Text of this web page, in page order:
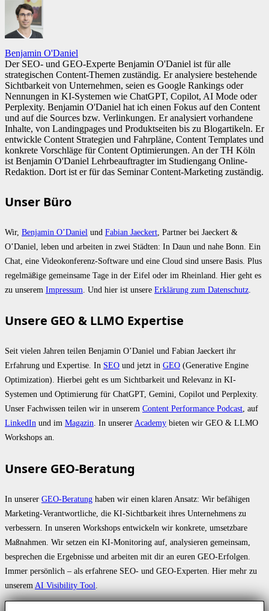
Benjamin O'Daniel
Der SEO- und GEO-Experte Benjamin O'Daniel ist für alle
strategischen Content-Themen zuständig. Er analysiere bestehende
Sichtbarkeit von Unternehmen, seien es Google Rankings oder
Nennungen in KI-Systemen wie ChatGPT, Copilot, AI Mode oder
Perplexity. Benjamin O'Daniel hat ich einen Fokus auf den Content
und auf die Sources bzw. Verlinkungen. Er analysiert vorhandene
Inhalte, von Landingpages und Produktseiten bis zu Blogartikeln. Er
entwickle Content Strategien und Fahrpläne, Content Templates und
konkrete Vorschläge für Content Optimierungen. An der TH Köln
ist Benjamin O'Daniel Lehrbeauftragter im Studiengang Online-
Redaktion. Dort ist er für das Seminar Content-Marketing zuständig.
Unser Büro
Wir, Benjamin O’Daniel und Fabian Jaeckert , Partner bei Jaeckert &
O’Daniel, leben und arbeiten in zwei Städten: In Daun und nahe Bonn. Ein
Chat, eine Videokonferenz-Software und eine Cloud sind unsere Basis. Plus
regelmäßige gemeinsame Tage in der Eifel oder im Rheinland. Hier geht es
zu unserem Impressum . Und hier ist unsere Erklärung zum Datenschutz
Unsere GEO & LLMO Expertise
Seit vielen Jahren teilen Benjamin O’Daniel und Fabian Jaeckert ihr
Erfahrung und Expertise. In SEO und jetzt in GEO (Generative Engine
Optimization). Hierbei geht es um Sichtbarkeit und Relevanz in KI-
Systemen und Optimierung für ChatGPT, Gemini, Copilot und Perplexity.
Unser Fachwissen teilen wir in unserem Content Performance Podcast, auf
LinkedIn und im Magazin. In unsererAcademy bieten wir GEO & LLMO
Workshops an.
Unsere GEO-Beratung
In unserer GEO-Beratung haben wir einen klaren Ansatz: Wir befähigen
Marketing-Verantwortliche, die KI-Sichtbarkeit ihres Unternehmens zu
verbessern. In unseren Workshops entwickeln wir konkrete, umsetzbare
Maßnahmen. Wir setzen ein KI-Monitoring auf, analysieren gemeinsam,
besprechen die Ergebnisse und arbeiten mit dir an euren GEO-Erfolgen.
Immer persönlich – als erfahrene SEO- und GEO-Experten. Hier mehr zu
unserem AI Visibility Tool